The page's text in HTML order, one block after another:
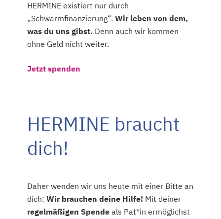
HERMINE existiert nur durch
„Schwarmfinanzierung“. Wir leben von dem,
was du uns gibst. Denn auch wir kommen
ohne Geld nicht weiter.
Jetzt spenden
HERMINE braucht
dich!
Daher wenden wir uns heute mit einer Bitte an
dich: Wir brauchen deine Hilfe! Mit deiner
regelmäßigen Spende als Pat*in ermöglichst